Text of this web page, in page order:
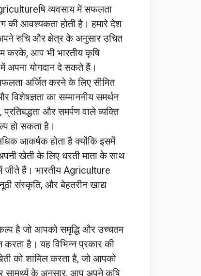
व्यवसाय में सफलता
की आवश्यकता होती है। हमारे देश
रुचि और क्षेत्र के अनुसार उचित
करके, आप भी भारतीय कृषि
योगदान दे सकते हैं।
अर्जित करने के लिए सीमित
का सम्माननीय समर्थन
और समर्पण वाले व्यक्ति
हो सकता है।
आकर्षक होता है क्योंकि इसमें
खेती के लिए धरती माता के साथ
जीते हैं। भारतीय Agriculture
संस्कृति, और बेहतरीन खाद्य
है जो आपको समृद्धि और उच्चतम
करता है। यह विभिन्न प्रकार की
को शामिल करता है, जो आपको
सामर्थ्य के अनुसार, आप अपने कृषि